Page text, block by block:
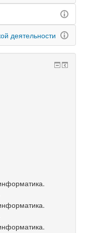
деятельности